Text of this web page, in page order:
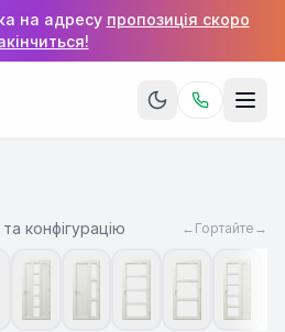
на адресу пропозиція скоро
конфігурацію ← Гортайте →